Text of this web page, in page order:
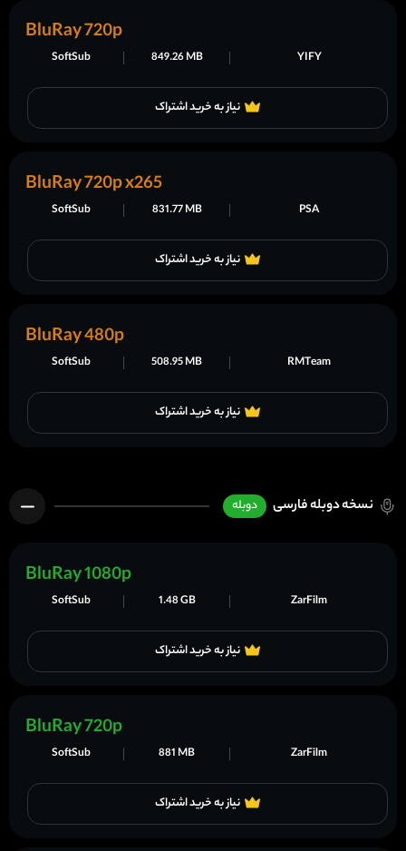
نیاز به خرید اشتراک
YIFY
849.26 MB
SoftSub
BluRay 720p
نیاز به خرید اشتراک
PSA
831.77 MB
SoftSub
BluRay 720p x265
نیاز به خرید اشتراک
RMTeam
508.95 MB
SoftSub
BluRay 480p
نسخه دوبله فارسی دوبله
نیاز به خرید اشتراک
ZarFilm
1.48 GB
SoftSub
BluRay 1080p
نیاز به خرید اشتراک
ZarFilm
881 MB
SoftSub
BluRay 720p